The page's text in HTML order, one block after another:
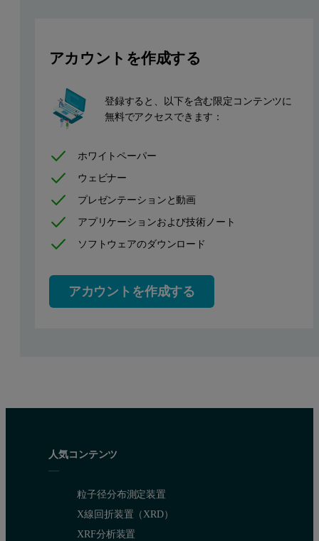
Figure 1: The decorated parchment
Experimental
The parchment’s pigments were analyzed using microdiffraction
A straight glass monocapillary (135 mm x 0.1 mm)
A Cu LFF HR X-ray tube (45 kV, 40 mA)
アカウントを作成する
登録すると、以下を含む限定コンテンツに
無料でアクセスできます：
ホワイトペーパー
ウェビナー
プレゼンテーションと動画
アプリケーションおよび技術ノート
ソフトウェアのダウンロード
アカウントを作成する
人気コンテンツ
粒子径分布測定装置
X線回折装置（XRD）
XRF分析装置